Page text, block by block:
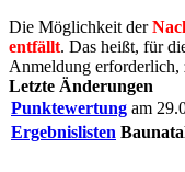
Die Möglichkeit der
entfällt. Das heißt, für
Anmeldung erforderlich,
Letzte Änderungen
Punktewertung am
Ergebnislisten